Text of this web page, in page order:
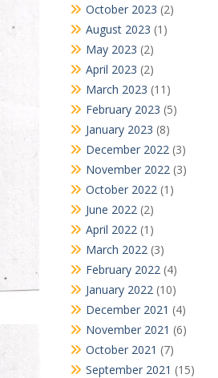
October 2023 (2)
August 2023 (1)
May 2023 (2)
April 2023 (2)
March 2023 (11)
February 2023 (5)
January 2023 (8)
December 2022(3)
November 2022(3)
October 2022(1)
June 2022(2)
April 2022(1)
March 2022(3)
February 2022(4)
January 2022(10)
December 2021 (4)
November 2021 (6)
October 2021 (7)
September 2021 (15)